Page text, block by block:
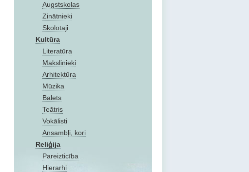
Augstskolas
Zinātnieki
Skolotāji
Kultūra
Literatūra
Mākslinieki
Arhitektūra
Mūzika
Balets
Teātris
Vokālisti
Ansambļi, kori
Reliģija
Pareizticība
Hierarhi